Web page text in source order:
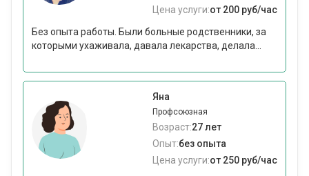
Цена услуги:от 200 руб/час
Без опыта работы. Были больные родственники, за
которыми ухаживала, давала лекарства, делала...
Яна
Профсоюзная
Возраст:27 лет
Опыт:без опыта
Цена услуги:от 250 руб/час